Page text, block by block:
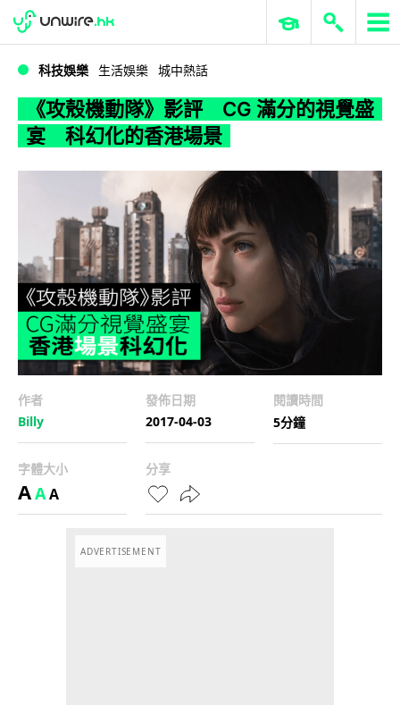
WWDC 2026 ERP 與商業 AI
科技娛樂 生活娛樂 城中熱話
《攻殼機動隊》影評 CG 滿分的視覺盛
宴 科幻化的香港場景
作者
Billy
發佈日期
2017-04-03
閱讀時間
5分鐘
字體大小
AAA
分享
ADVERTISEMENT